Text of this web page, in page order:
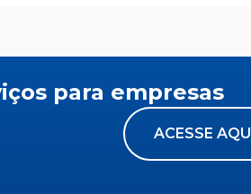
para empresas
ACESSE AQUI